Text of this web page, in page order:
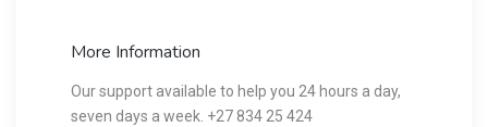
More Information
Our support available to help you 24 hours a day,
seven days a week. +27 834 25 424